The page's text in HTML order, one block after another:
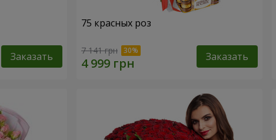
Заказать
75 красных роз
7 141 грн Заказать